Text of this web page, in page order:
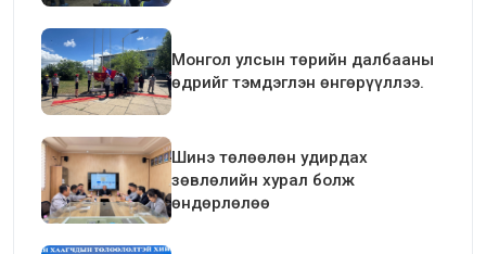
Монгол улсын төрийн далбааны
өдрийг тэмдэглэн өнгөрүүллээ.
Шинэ төлөөлөн удирдах
зөвлөлийн хурал болж
өндөрлөлөө